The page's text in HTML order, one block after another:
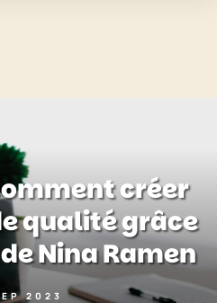
créer
qualité grâce
Nina Ramen
2023